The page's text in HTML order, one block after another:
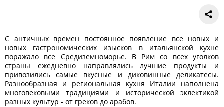
С античных времен постоянное появление все новых и
новых гастрономических изысков в итальянской кухне
поражало все Средиземноморье. В Рим со всех уголков
страны ежедневно направлялись лучшие продукты и
привозились самые вкусные и диковинные деликатесы.
Разнообразная и региональная кухня Италии наполнена
многовековыми традициями и исторической эклектикой
разных культур - от греков до арабов.